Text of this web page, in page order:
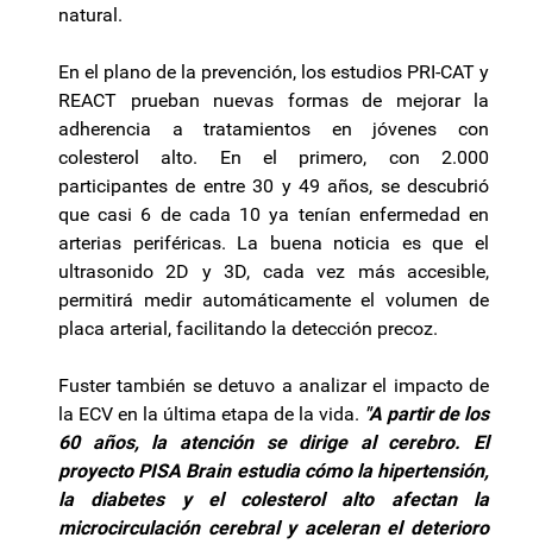
natural.
En el plano de la prevención, los estudios PRI-CAT y
REACT prueban nuevas formas de mejorar la
adherencia a tratamientos en jóvenes con
colesterol alto. En el primero, con 2.000
participantes de entre 30 y 49 años, se descubrió
que casi 6 de cada 10 ya tenían enfermedad en
arterias periféricas. La buena noticia es que el
ultrasonido 2D y 3D, cada vez más accesible,
permitirá medir automáticamente el volumen de
placa arterial, facilitando la detección precoz.
Fuster también se detuvo a analizar el impacto de
la ECV en la última etapa de la vida. "A partir de los
60 años, la atención se dirige al cerebro. El
proyecto PISA Brain estudia cómo la hipertensión,
la diabetes y el colesterol alto afectan la
microcirculación cerebral y aceleran el deterioro